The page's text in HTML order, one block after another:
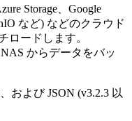
Storage、Google
など) などのクラウド
ロードします。
からデータをバッ
および JSON (v3.2.3 以